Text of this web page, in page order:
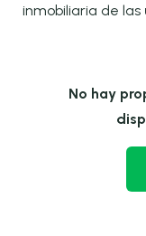
inmobiliaria de las
No hay